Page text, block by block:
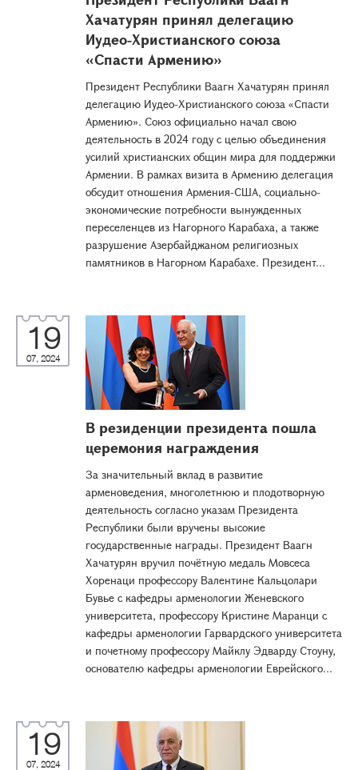
Хачатурян принял делегацию
Иудео-Христианского союза
«Спасти Армению»
Президент Республики Ваагн Хачатурян принял
делегацию Иудео-Христианского союза «Спасти
Армению». Союз официально начал свою
деятельность в 2024 году с целью объединения
усилий христианских общин мира для поддержки
Армении. В рамках визита в Армению делегация
обсудит отношения Армения-США, социально-
экономические потребности вынужденных
переселенцев из Нагорного Карабаха, а также
разрушение Азербайджаном религиозных
памятников в Нагорном Карабахе. Президент...
19
07, 2024
В резиденции президента пошла
церемония награждения
За значительный вклад в развитие
арменоведения, многолетнюю и плодотворную
деятельность согласно указам Президента
Республики были вручены высокие
государственные награды. Президент Ваагн
Хачатурян вручил почётную медаль Мовсеса
Хоренаци профессору Валентине Кальцолари
Бувье с кафедры арменологии Женевского
университета, профессору Кристине Маранци с
кафедры арменологии Гарвардского университета
и почетному профессору Майклу Эдварду Стоуну,
основателю кафедры арменологии Еврейского...
19
07, 2024